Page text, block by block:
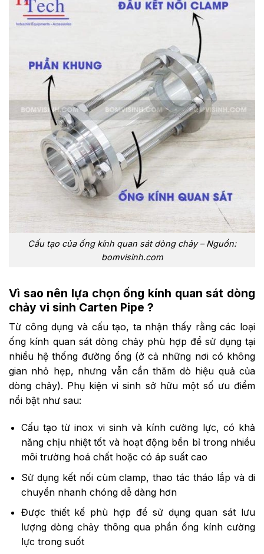
Cấu tạo của ống kính quan sát dòng chảy – Nguồn:
bomvisinh.com
Vì sao nên lựa chọn ống kính quan sát dòng
chảy vi sinh Carten Pipe ?
Từ công dụng và cấu tạo, ta nhận thấy rằng các loại
ống kính quan sát dòng chảy phù hợp để sử dụng tại
nhiều hệ thống đường ống (ở cả những nơi có không
gian nhỏ hẹp, nhưng vẫn cần thăm dò hiệu quả của
dòng chảy). Phụ kiện vi sinh sở hữu một số ưu điểm
nổi bật như sau:
Cấu tạo từ inox vi sinh và kính cường lực, có khả
năng chịu nhiệt tốt và hoạt động bền bỉ trong nhiều
môi trường hoá chất hoặc có áp suất cao
Sử dụng kết nối cùm clamp, thao tác tháo lắp và di
chuyển nhanh chóng dễ dàng hơn
Được thiết kế phù hợp để sử dụng quan sát lưu
lượng dòng chảy thông qua phần ống kính cường
lực trong suốt